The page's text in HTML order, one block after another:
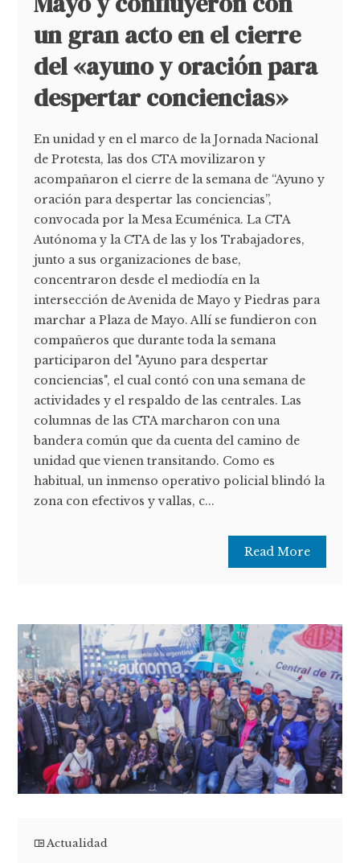
un gran acto en el cierre
del «ayuno y oración para
despertar conciencias»
En unidad y en el marco de la Jornada Nacional
de Protesta, las dos CTA movilizaron y
acompañaron el cierre de la semana de “Ayuno y
oración para despertar las conciencias”,
convocada por la Mesa Ecuménica. La CTA
Autónoma y la CTA de las y los Trabajadores,
junto a sus organizaciones de base,
concentraron desde el mediodía en la
intersección de Avenida de Mayo y Piedras para
marchar a Plaza de Mayo. Allí se fundieron con
compañeros que durante toda la semana
participaron del "Ayuno para despertar
conciencias", el cual contó con una semana de
actividades y el respaldo de las centrales. Las
columnas de las CTA marcharon con una
bandera común que da cuenta del camino de
unidad que vienen transitando. Como es
habitual, un inmenso operativo policial blindó la
zona con efectivos y vallas, c...
Read More
Actualidad